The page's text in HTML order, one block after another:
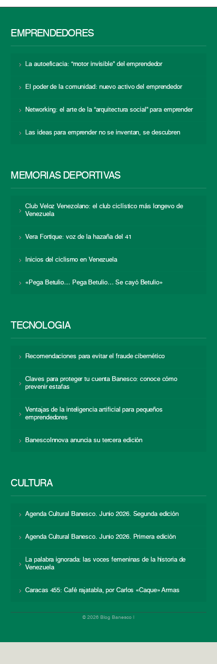
EMPRENDEDORES
La autoeficacia: “motor invisible” del emprendedor
El poder de la comunidad: nuevo activo del emprendedor
Networking: el arte de la “arquitectura social” para emprender
Las ideas para emprender no se inventan, se descubren
MEMORIAS DEPORTIVAS
Club Veloz Venezolano: el club ciclístico más longevo de
Venezuela
Vera Fortique: voz de la hazaña del 41
Inicios del ciclismo en Venezuela
«Pega Betulio… Pega Betulio… Se cayó Betulio»
TECNOLOGÍA
Recomendaciones para evitar el fraude cibernético
Claves para proteger tu cuenta Banesco: conoce cómo
prevenir estafas
Ventajas de la inteligencia artificial para pequeños
emprendedores
BanescoInnova anuncia su tercera edición
CULTURA
Agenda Cultural Banesco. Junio 2026. Segunda edición
Agenda Cultural Banesco. Junio 2026. Primera edición
La palabra ignorada: las voces femeninas de la historia de
Venezuela
Caracas 455: Café rajatabla, por Carlos «Caque» Armas
© 2026 Blog Banesco |